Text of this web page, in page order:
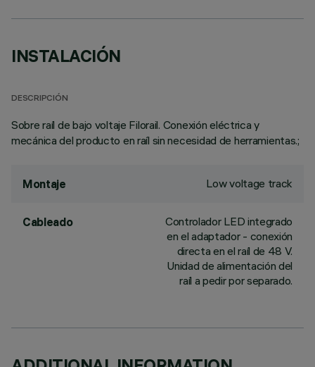
INSTALACIÓN
DESCRIPCIÓN
Sobre raíl de bajo voltaje Filorail. Conexión eléctrica y
mecánica del producto en raíl sin necesidad de herramientas.;
Montaje Low voltage track
Cableado
Controlador LED integrado
en el adaptador - conexión
directa en el raíl de 48 V.
Unidad de alimentación del
raíl a pedir por separado.